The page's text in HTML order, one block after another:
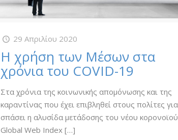
29 Απριλίου 2020
Η χρήση των Μέσων στα
χρόνια του COVID-19
Στα χρόνια της κοινωνικής απομόνωσης και της
καραντίνας που έχει επιβληθεί στους πολίτες
σπάσει η αλυσίδα μετάδοσης του νέου
Global Web Index […]